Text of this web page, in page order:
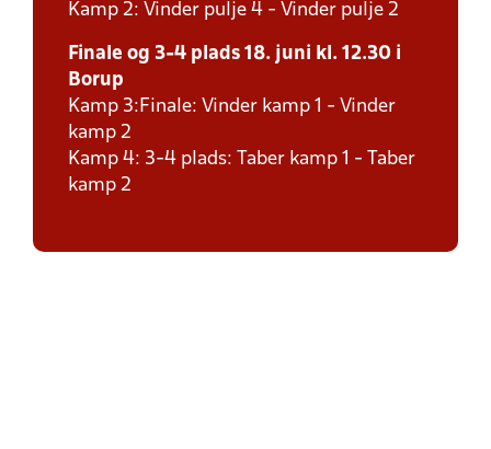
Kamp 2: Vinder pulje 4 - Vinder pulje 2
Finale og 3-4 plads 18. juni kl. 12.30 i
Borup
Kamp 3:Finale: Vinder kamp 1 - Vinder
kamp 2
Kamp 4: 3-4 plads: Taber kamp 1 - Taber
kamp 2